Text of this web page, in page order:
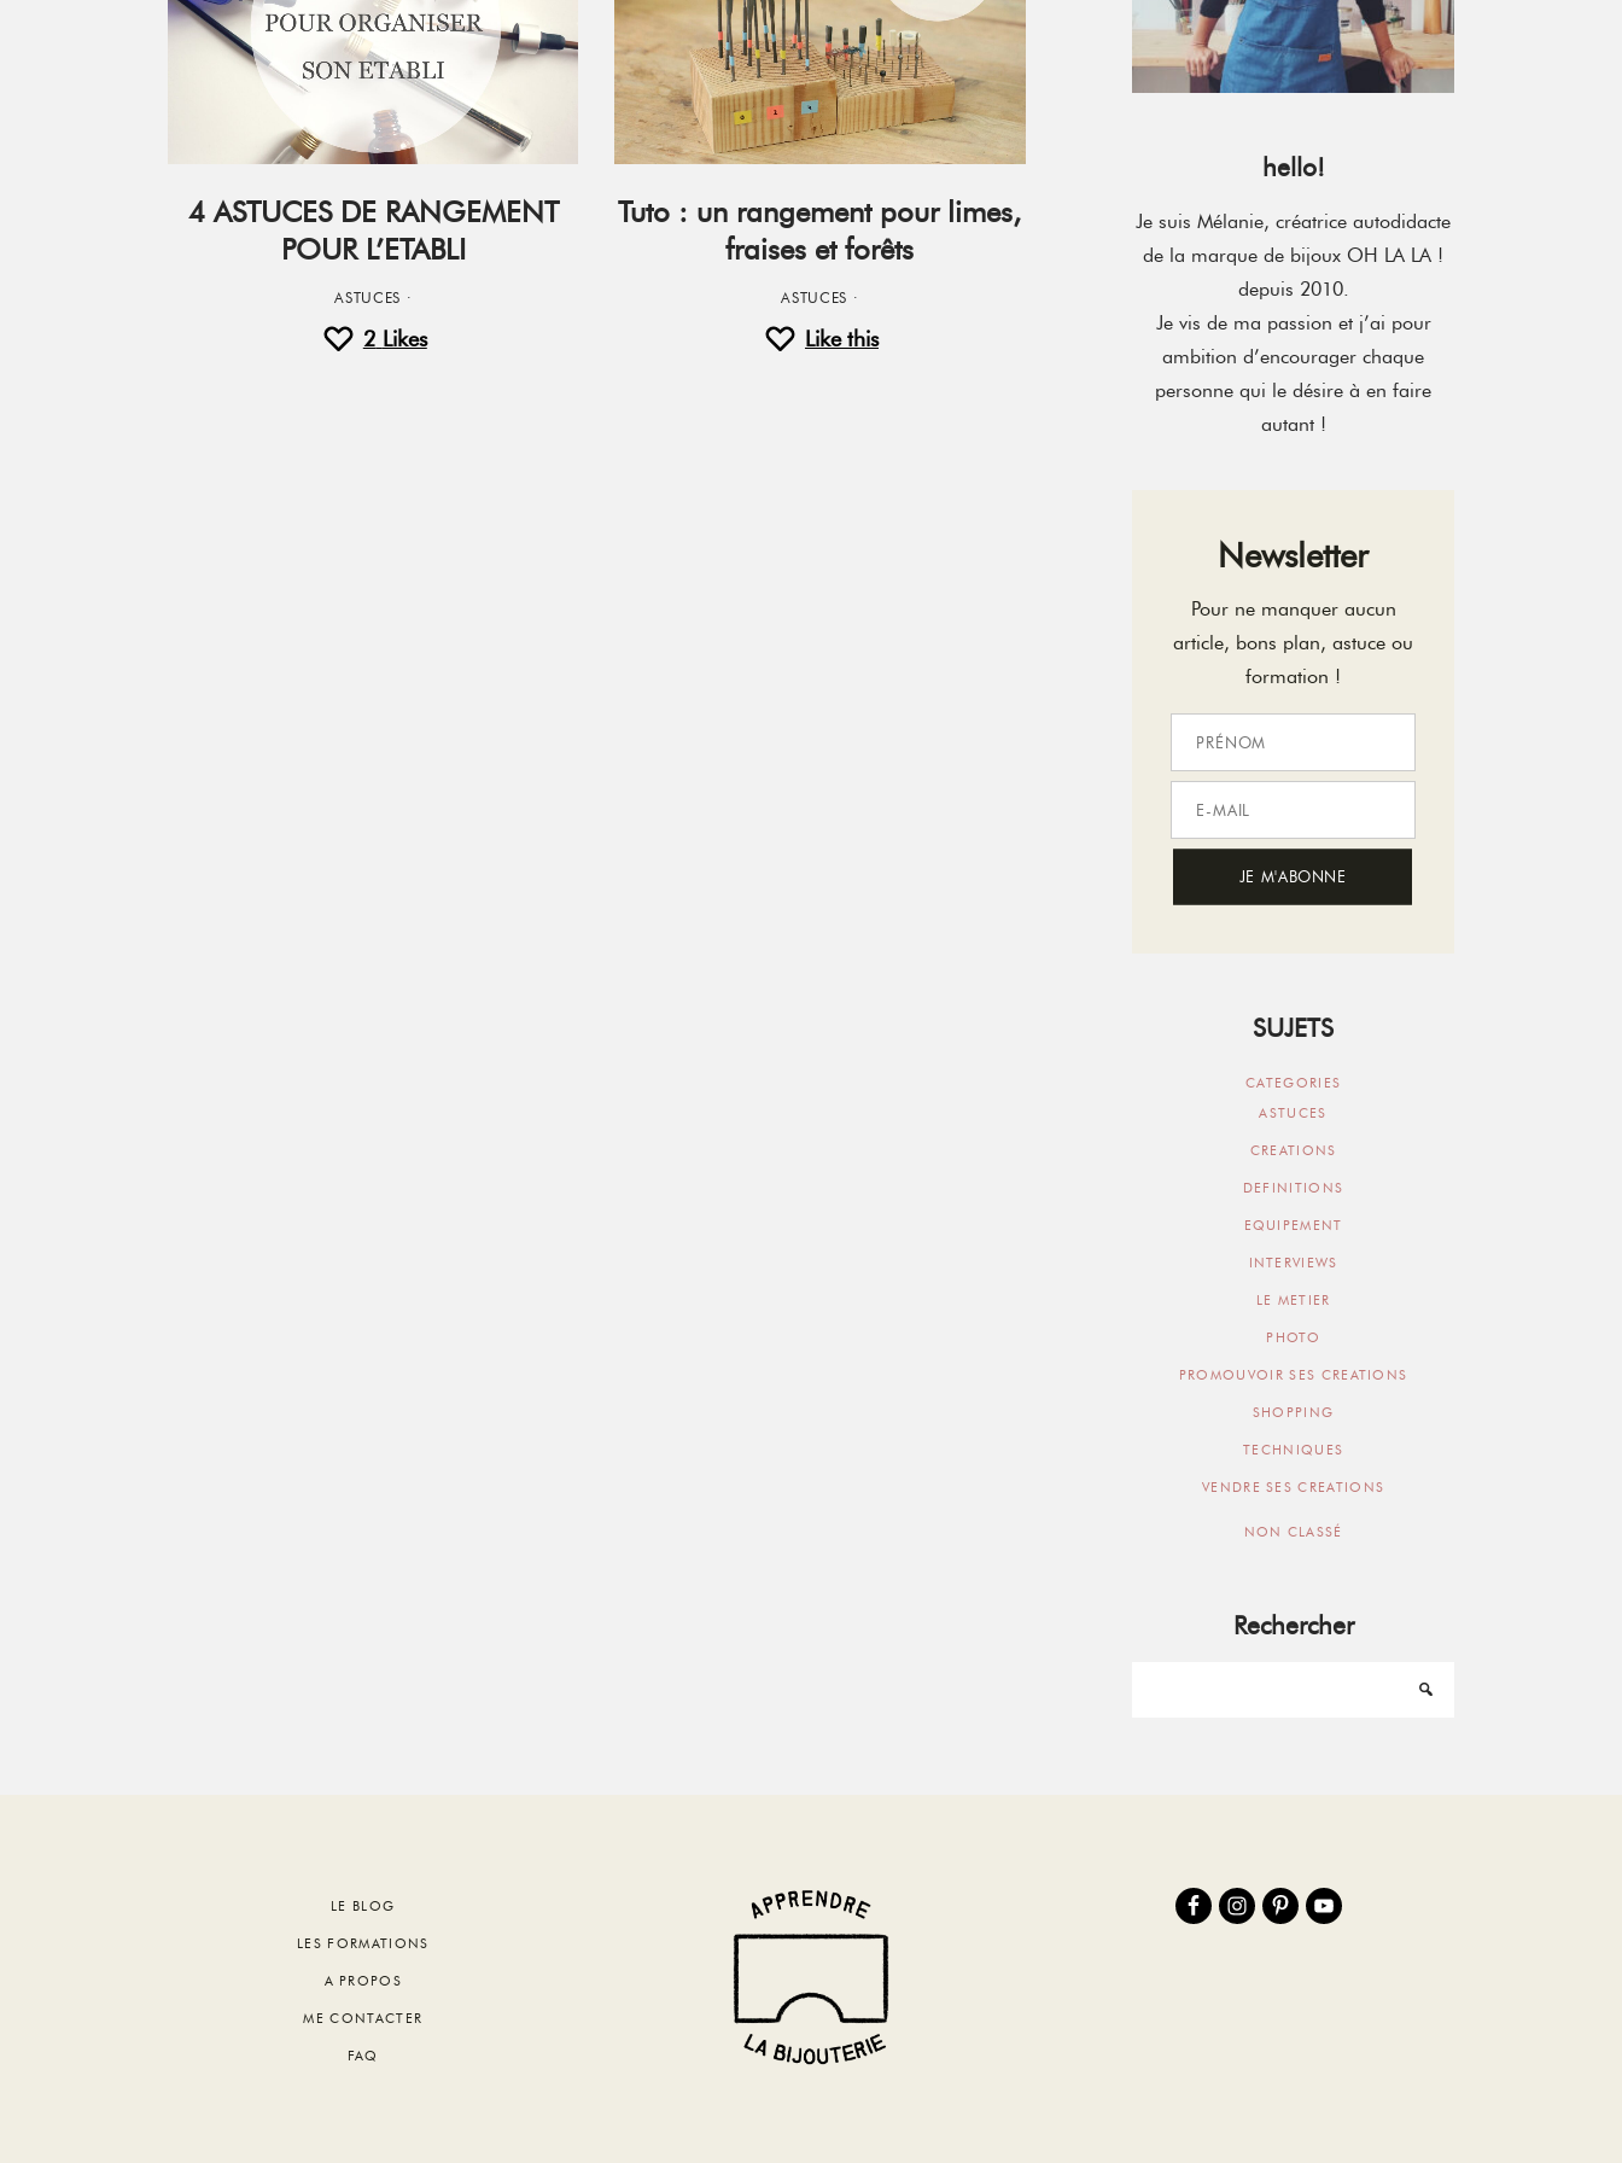
4 ASTUCES DE RANGEMENT
POUR L’ETABLI
ASTUCES ·
2 Likes
Tuto : un rangement pour limes,
fraises et forêts
ASTUCES ·
Like this
hello!
Je suis Mélanie, créatrice autodidacte
de la marque de bijoux OH LA LA !
depuis 2010.
Je vis de ma passion et j’ai pour
ambition d’encourager chaque
personne qui le désire à en faire
autant !
Newsletter
Pour ne manquer aucun
article, bons plan, astuce ou
formation !
SUJETS
CATEGORIES
ASTUCES
CREATIONS
DEFINITIONS
EQUIPEMENT
INTERVIEWS
LE METIER
PHOTO
PROMOUVOIR SES CREATIONS
SHOPPING
TECHNIQUES
VENDRE SES CREATIONS
NON CLASSÉ
Rechercher
LE BLOG
LES FORMATIONS
A PROPOS
ME CONTACTER
FAQ